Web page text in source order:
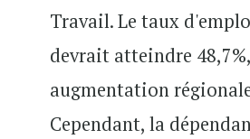
Travail. Le taux
devrait atteindre
augmentation
Cependant, la